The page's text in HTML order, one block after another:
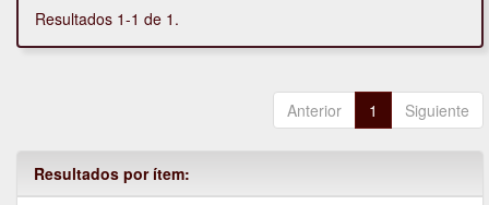
Resultados 1-1 de 1.
Anterior 1 Siguiente
Resultados por ítem: